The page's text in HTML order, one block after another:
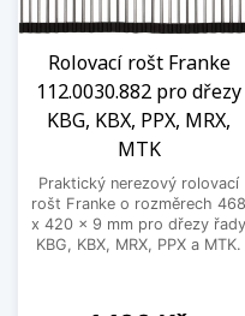
Rolovací rošt Franke
112.0030.882 pro dřezy
KBG, KBX, PPX, MRX,
MTK
Praktický nerezový rolovací
rošt Franke o rozměrech 468
x 420 x 9 mm pro dřezy řady
KBG, KBX, MRX, PPX a MTK.